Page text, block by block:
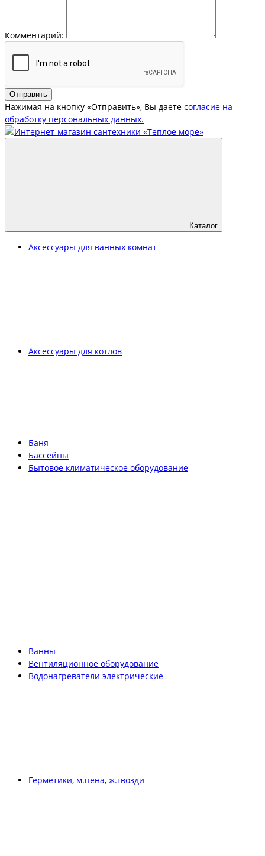
Комментарий:
Отправить
Нажимая на кнопку «Отправить», Вы даете согласие на
обработку персональных данных.
Каталог
Аксессуары для ванных комнат
Аксессуары для котлов
Баня
Бассейны
Бытовое климатическое оборудование
Ванны
Вентиляционное оборудование
Водонагреватели электрические
Герметики, м.пена, ж.гвозди